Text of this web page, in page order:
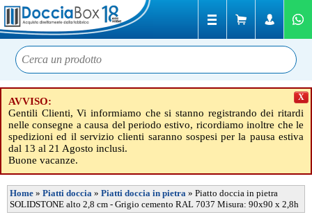
AVVISO:
Gentili Clienti, Vi informiamo che si stanno registrando dei ritardi
nelle consegne a causa del periodo estivo, ricordiamo inoltre che le
spedizioni ed il servizio clienti saranno sospesi per la pausa estiva
dal 13 al 21 Agosto inclusi.
Buone vacanze.
X
Home » Piatti doccia » Piatti doccia in pietra » Piatto doccia in pietra
SOLIDSTONE alto 2,8 cm - Grigio cemento RAL 7037 Misura: 90x90 x 2,8h